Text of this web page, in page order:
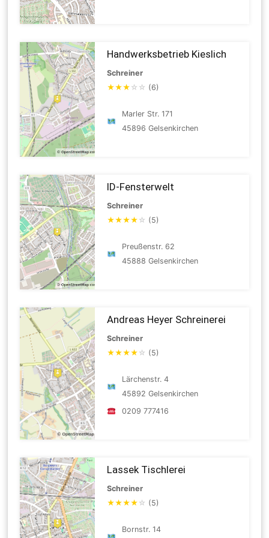
Handwerksbetrieb Kieslich
Schreiner
★★★ ☆ ☆ (6)
Marler Str. 171
45896 Gelsenkirchen
ID-Fensterwelt
Schreiner
★★★★ ☆ (5)
Preußenstr. 62
45888 Gelsenkirchen
Andreas Heyer Schreinerei
Schreiner
★★★★ ☆ (5)
Lärchenstr. 4
45892 Gelsenkirchen
0209 777416
Lassek Tischlerei
Schreiner
★★★★ ☆ (5)
Bornstr. 14